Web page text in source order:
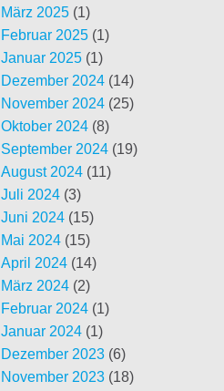
März 2025(1)
Februar 2025(1)
Januar 2025(1)
Dezember 2024(14)
November 2024(25)
Oktober 2024(8)
September 2024(19)
August 2024(11)
Juli 2024(3)
Juni 2024(15)
Mai 2024(15)
April 2024(14)
März 2024(2)
Februar 2024(1)
Januar 2024(1)
Dezember 2023(6)
November 2023(18)